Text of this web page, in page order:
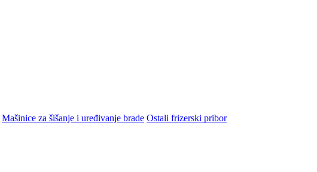
Mašinice za šišanje i uređivanje brade Ostali frizerski pribor